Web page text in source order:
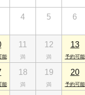
4 5 6
11 12 13
18 19 20